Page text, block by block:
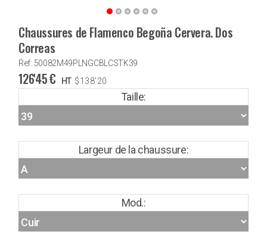
Chaussures de Flamenco Begoña Cervera. Dos
Correas
Ref: 50082M49PLNGCBLCSTK39
126'45€ HT $138'20
Taille:
Largeur de la chaussure:
Mod.: